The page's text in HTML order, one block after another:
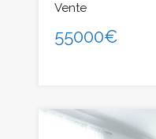
Vente
55000€